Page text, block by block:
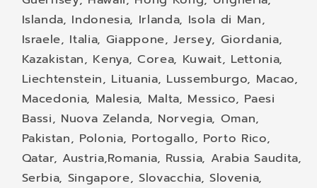
Islanda, Indonesia, Irlanda, Isola di Man,
Israele, Italia, Giappone, Jersey, Giordania,
Kazakistan, Kenya, Corea, Kuwait, Lettonia,
Liechtenstein, Lituania, Lussemburgo, Macao,
Macedonia, Malesia, Malta, Messico, Paesi
Bassi, Nuova Zelanda, Norvegia, Oman,
Pakistan, Polonia, Portogallo, Porto Rico,
Qatar, Austria,Romania, Russia, Arabia Saudita,
Serbia, Singapore, Slovacchia, Slovenia,